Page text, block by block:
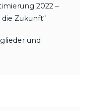
2022 –
Zukunft“
und